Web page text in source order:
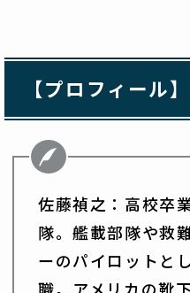
【プロフィール】
佐藤禎之：高校卒
隊。艦載部隊や救
ーのパイロットと